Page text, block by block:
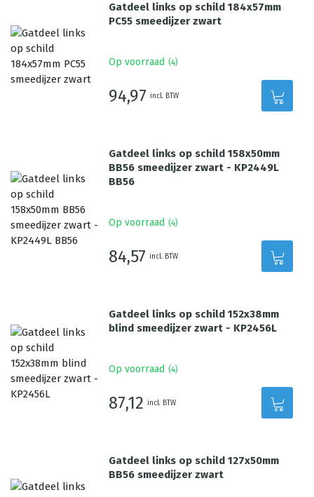
Gatdeel links op schild 184x57mm
PC55 smeedijzer zwart
Op voorraad (4)
94,97 incl. BTW
Gatdeel links op schild 158x50mm
BB56 smeedijzer zwart - KP2449L
BB56
Op voorraad (4)
84,57 incl. BTW
Gatdeel links op schild 152x38mm
blind smeedijzer zwart - KP2456L
Op voorraad (4)
87,12 incl. BTW
Gatdeel links op schild 127x50mm
BB56 smeedijzer zwart